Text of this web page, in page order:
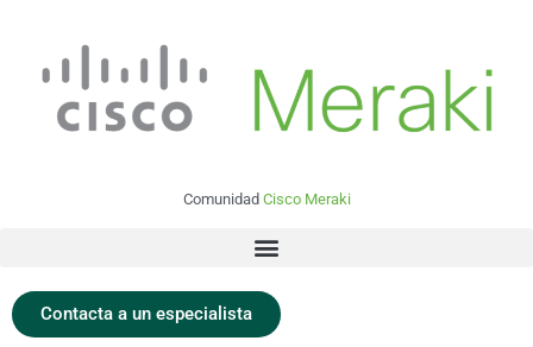
Comunidad Cisco Meraki
Contacta a un especialista